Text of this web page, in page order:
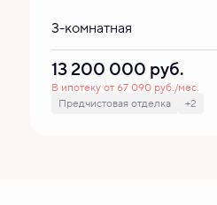
3-комнатная
13 200 000 руб.
В ипотеку от 67 090 руб./мес.
Предчистовая отделка
+2